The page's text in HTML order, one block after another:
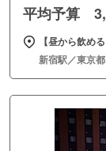
平均予算
【昼から飲め
新宿駅／東京都